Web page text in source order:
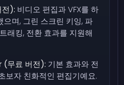
): 비디오 편집과 VFX를 하
으며, 그린 스크린 키잉, 파
래킹, 전환 효과를 지원해
무료 버전): 기본 효과와 전
보자 친화적인 편집기예요.